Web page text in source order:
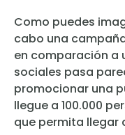
Como puedes
cabo una
en comparación a
sociales pasa
promocionar una
llegue a 100.000
que permita llegar